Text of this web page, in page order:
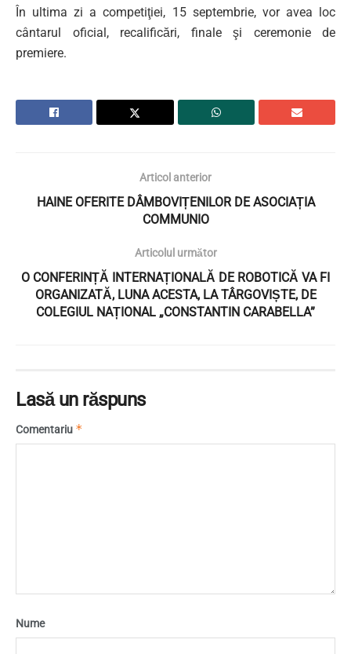
În ultima zi a competiţiei, 15 septembrie, vor avea loc
cântarul oficial, recalificări, finale şi ceremonie de
premiere.
Articol anterior
HAINE OFERITE DÂMBOVIȚENILOR DE ASOCIAȚIA
COMMUNIO
Articolul următor
O CONFERINȚĂ INTERNAȚIONALĂ DE ROBOTICĂ VA FI
ORGANIZATĂ, LUNA ACESTA, LA TÂRGOVIȘTE, DE
COLEGIUL NAȚIONAL „CONSTANTIN CARABELLA”
Lasă un răspuns
Comentariu *
Nume